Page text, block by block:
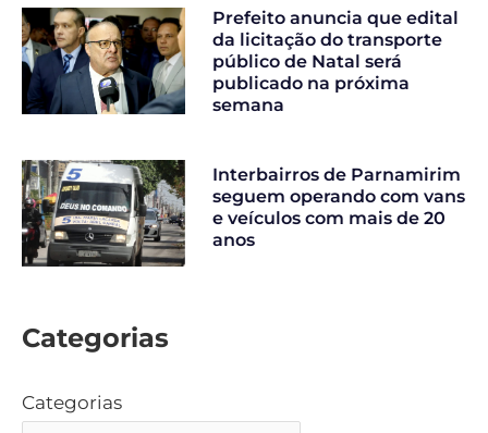
Prefeito anuncia que edital
da licitação do transporte
público de Natal será
publicado na próxima
semana
Interbairros de Parnamirim
seguem operando com vans
e veículos com mais de 20
anos
Categorias
Categorias